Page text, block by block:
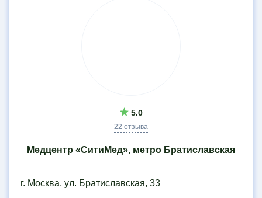
5.0
22 отзыва
Медцентр «СитиМед», метро Братиславская
г. Москва, ул. Братиславская, 33